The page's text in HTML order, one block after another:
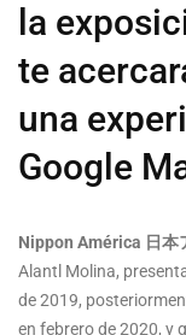
la
te
una
Google
Nippon América 日本
Alantl Molina,
de 2019,
en febrero de 2020, y